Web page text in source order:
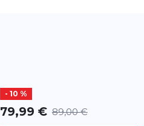
- 10 %
79,99 € 89,00 €